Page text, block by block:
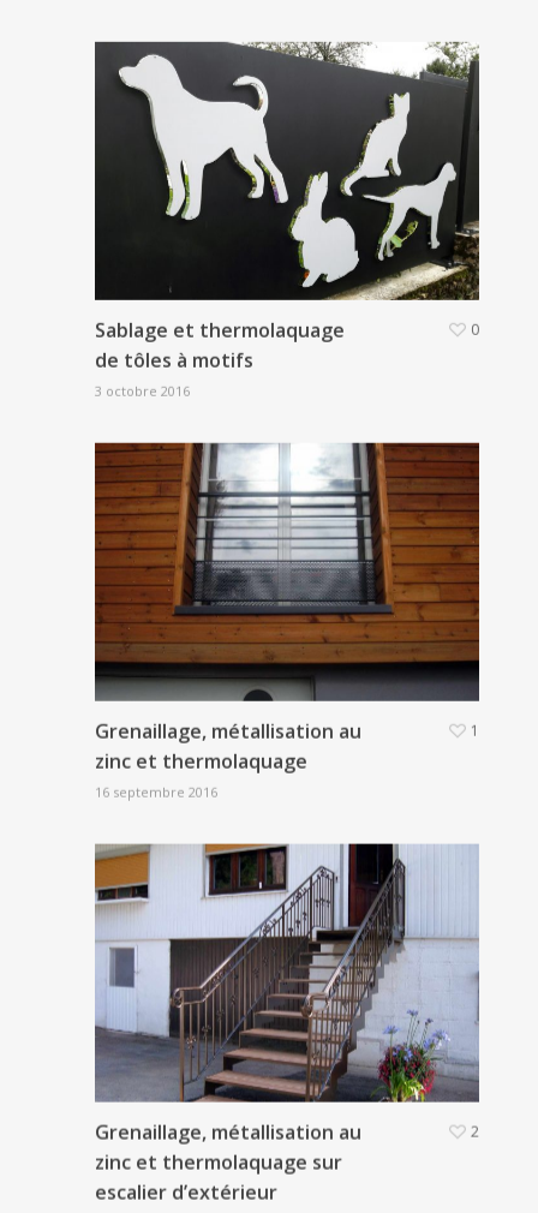
Sablage et thermolaquage
de tôles à motifs
3 octobre 2016
0
Grenaillage, métallisation au
zinc et thermolaquage
16 septembre 2016
1
Grenaillage, métallisation au
zinc et thermolaquage sur
escalier d’extérieur
2